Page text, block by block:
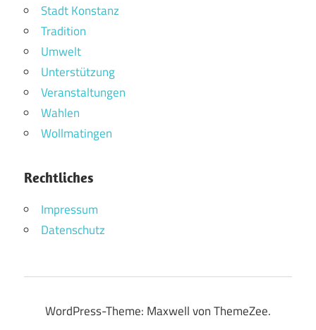
Stadt Konstanz
Tradition
Umwelt
Unterstützung
Veranstaltungen
Wahlen
Wollmatingen
Rechtliches
Impressum
Datenschutz
WordPress-Theme: Maxwell von ThemeZee.